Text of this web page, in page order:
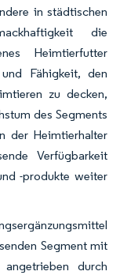
in städtischen
die
Heimtierfutter
Fähigkeit, den
zu decken,
des Segments
der Heimtierhalter
Verfügbarkeit
-produkte weiter
Segment mit
durch